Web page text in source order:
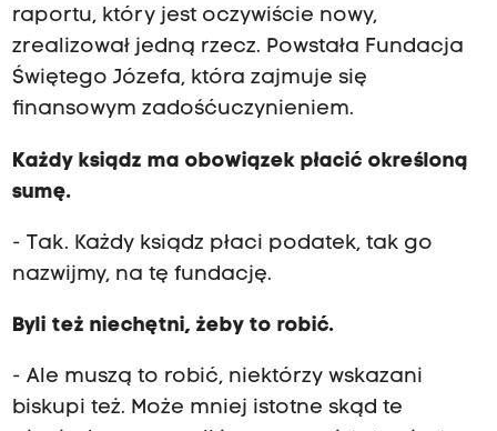
raportu, który jest oczywiście nowy,
zrealizował jedną rzecz. Powstała Fundacja
Świętego Józefa, która zajmuje się
finansowym zadośćuczynieniem.
Każdy ksiądz ma obowiązek płacić określoną
sumę.
- Tak. Każdy ksiądz płaci podatek, tak go
nazwijmy, na tę fundację.
Byli też niechętni, żeby to robić.
- Ale muszą to robić, niektórzy wskazani
biskupi też. Może mniej istotne skąd te